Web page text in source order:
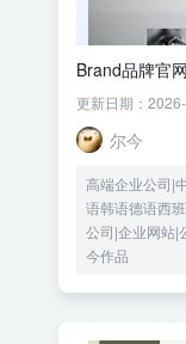
Brand品牌官
更新日期：
尔今
高端企业公司|
语韩语德语西
公司|企业网站
今作品